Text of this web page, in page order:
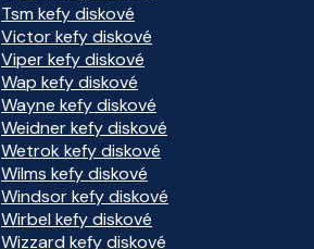
Tsm kefy diskové
Victor kefy diskové
Viper kefy diskové
Wap kefy diskové
Wayne kefy diskové
Weidner kefy diskové
Wetrok kefy diskové
Wilms kefy diskové
Windsor kefy diskové
Wirbel kefy diskové
Wizzard kefy diskové